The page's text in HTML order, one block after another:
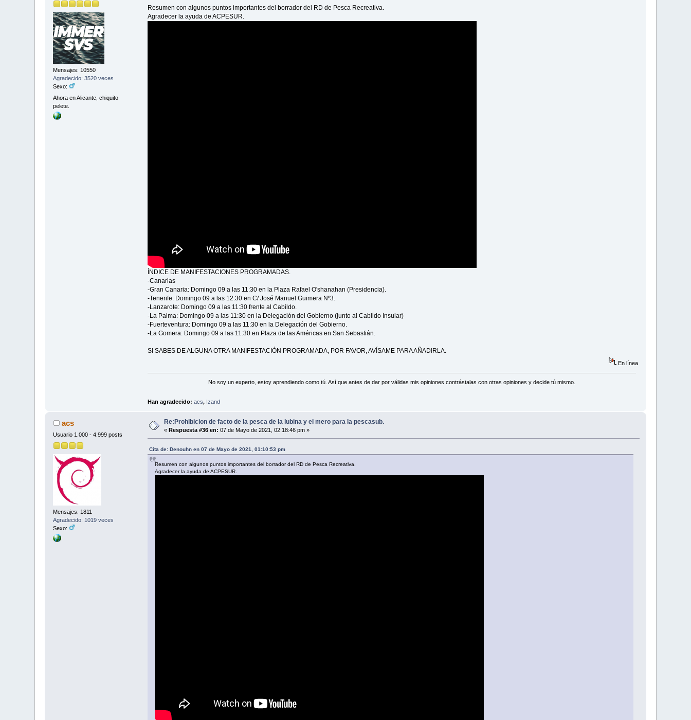
Mensajes: 10550
Agradecido: 3520 veces
Sexo:
Ahora en Alicante, chiquito
pelete.
Resumen con algunos puntos importantes del borrador del RD de Pesca Recreativa.
Agradecer la ayuda de ACPESUR.
ÍNDICE DE MANIFESTACIONES PROGRAMADAS.
-Canarias
-Gran Canaria: Domingo 09 a las 11:30​ en la Plaza Rafael O'shanahan (Presidencia).
-Tenerife: Domingo 09 a las 12:30​ en C/ José Manuel Guimera Nº3.
-Lanzarote: Domingo 09 a las 11:30​ frente al Cabildo.
-La Palma: Domingo 09 a las 11:30​ en la Delegación del Gobierno (junto al Cabildo Insular)
-Fuerteventura: Domingo 09 a las 11:30​ en la Delegación del Gobierno.
-La Gomera: Domingo 09 a las 11:30​ en Plaza de las Américas en San Sebastián.
SI SABES DE ALGUNA OTRA MANIFESTACIÓN PROGRAMADA, POR FAVOR, AVÍSAME PARA AÑADIRLA.
En línea
No soy un experto, estoy aprendiendo como tú. Así que antes de dar por válidas mis opiniones contrástalas con otras opiniones y decide tú mismo.
Han agradecido: acs, Izand
acs
Usuario 1.000 - 4.999 posts
Mensajes: 1811
Agradecido: 1019 veces
Sexo:
Re:Prohibicion de facto de la pesca de la lubina y el mero para la pescasub.
« Respuesta #36 en: 07 de Mayo de 2021, 02:18:46 pm »
Cita de: Denouhn en 07 de Mayo de 2021, 01:10:53 pm
Resumen con algunos puntos importantes del borrador del RD de Pesca Recreativa.
Agradecer la ayuda de ACPESUR.